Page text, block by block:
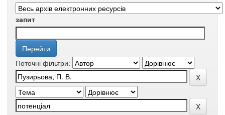
запит
Поточні фільтри: